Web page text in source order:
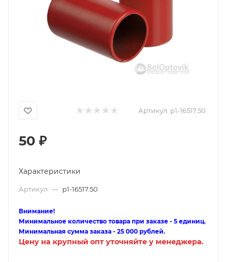
Артикул: p1-16517.50
50 ₽
Характеристики
Артикул — p1-16517.50
Внимание!
Минимальное количество товара при заказе - 5 единиц.
Минимальная сумма заказа - 25 000 рублей.
Цену на крупный опт уточняйте у менеджера.